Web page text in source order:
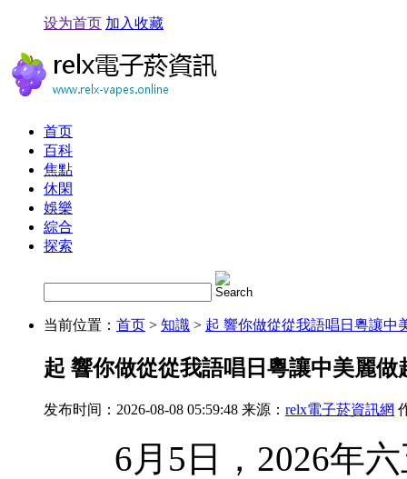
设为首页 加入收藏
首页
百科
焦點
休閑
娛樂
綜合
探索
当前位置： 首页 > 知識 > 起 響你做從從我語唱日粵讓中
起 響你做從從我語唱日粵讓中美麗做
发布时间：2026-08-08 05:59:48 来源： relx電子菸資訊網
6月5日，2026年六